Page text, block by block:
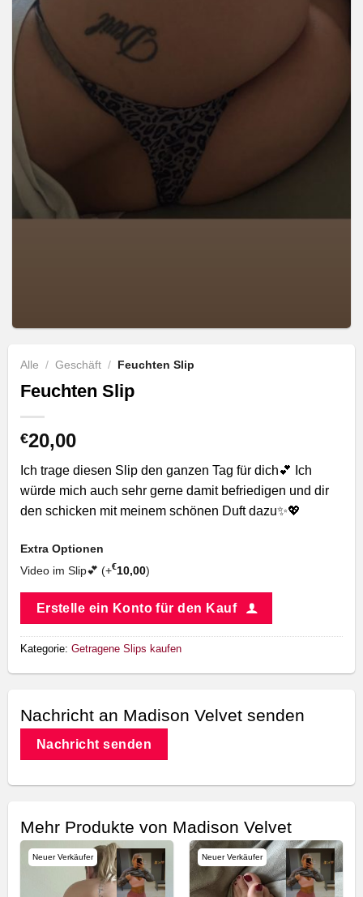
Alle / Geschäft / Feuchten Slip
Feuchten Slip
€20,00
Ich trage diesen Slip den ganzen Tag für dich💕 Ich
würde mich auch sehr gerne damit befriedigen und dir
den schicken mit meinem schönen Duft dazu✨💖
Extra Optionen
Video im Slip💕 (+€10,00)
Erstelle ein Konto für den Kauf
Kategorie: Getragene Slips kaufen
Nachricht an Madison Velvet senden
Nachricht senden
Mehr Produkte von Madison Velvet
Neuer Verkäufer Neuer Verkäufer